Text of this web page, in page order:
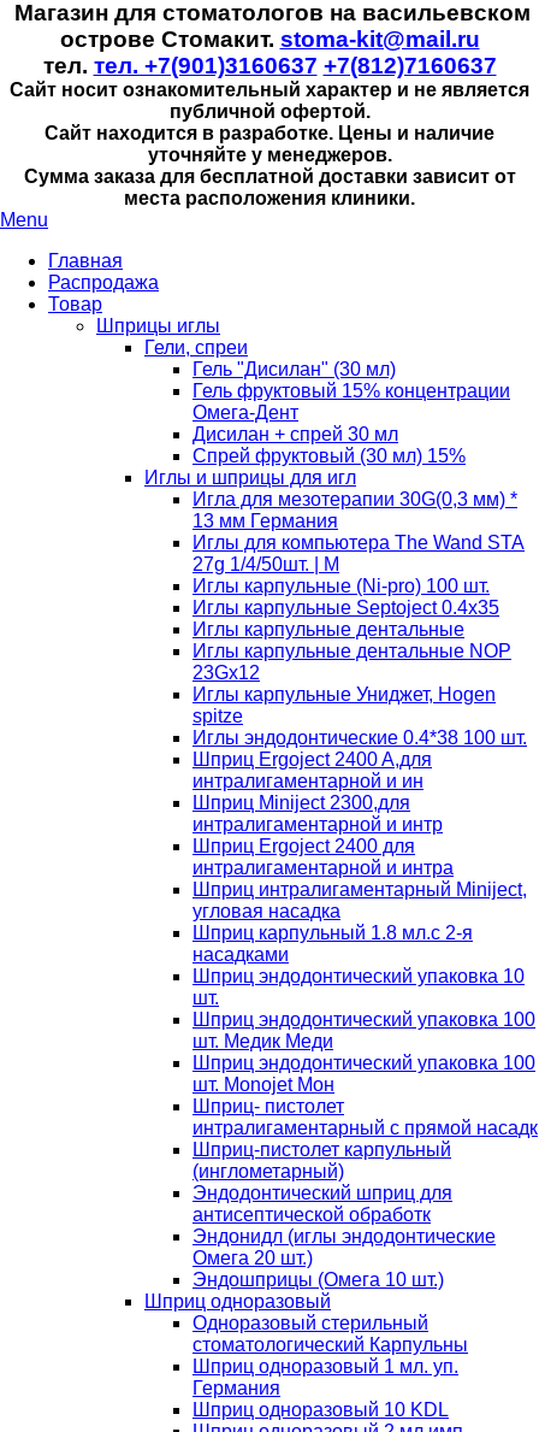
Магазин для стоматологов на васильевском
острове Стомакит. stoma-kit@mail.ru
тел. тел. +7(901)3160637 +7(812)7160637
Сайт носит ознакомительный характер и не является
публичной офертой.
Сайт находится в разработке. Цены и наличие
уточняйте у менеджеров.
Сумма заказа для бесплатной доставки зависит от
места расположения клиники.
Menu
Главная
Распродажа
Товар
Шприцы иглы
Гели, спреи
Гель "Дисилан" (30 мл)
Гель фруктовый 15% концентрации
Омега-Дент
Дисилан + спрей 30 мл
Спрей фруктовый (30 мл) 15%
Иглы и шприцы для игл
Игла для мезотерапии 30G(0,3 мм) *
13 мм Германия
Иглы для компьютера The Wand STA
27g 1/4/50шт. | M
Иглы карпульные (Ni-pro) 100 шт.
Иглы карпульные Septoject 0.4х35
Иглы карпульные дентальные
Иглы карпульные дентальные NOP
23Gх12
Иглы карпульные Униджет, Hogen
spitze
Иглы эндодонтические 0.4*38 100 шт.
Шприц Ergoject 2400 A,для
интралигаментарной и ин
Шприц Miniject 2300,для
интралигаментарной и интр
Шприц Ergoject 2400 для
интралигаментарной и интра
Шприц интралигаментарный Miniject,
угловая насадка
Шприц карпульный 1.8 мл.с 2-я
насадками
Шприц эндодонтический упаковка 10
шт.
Шприц эндодонтический упаковка 100
шт. Медик Меди
Шприц эндодонтический упаковка 100
шт. Monojet Мон
Шприц- пистолет
интралигаментарный с прямой насадк
Шприц-пистолет карпульный
(инглометарный)
Эндодонтический шприц для
антисептической обработк
Эндонидл (иглы эндодонтические
Омега 20 шт.)
Эндошприцы (Омега 10 шт.)
Шприц одноразовый
Одноразовый стерильный
стоматологический Карпульны
Шприц одноразовый 1 мл. уп.
Германия
Шприц одноразовый 10 KDL